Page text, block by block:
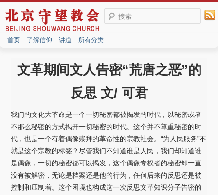
搜索
首页 了解信仰 讲道 所有分类
文革期间文人告密“荒唐之恶”的
反思 文/ 可君
我们的文化大革命是一个一切秘密都被揭发的时代，以秘密或者
不那么秘密的方式揭开一切秘密的时代。这个并不尊重秘密的时
代，也是一个有着偶像崇拜的革命性的宗教社会。“为人民服务”不
就是这个宗教的标签？尽管我们不知道谁是人民，我们却知道谁
是偶像，一切的秘密都可以揭发，这个偶像专权者的秘密却一直
没有被解密，无论是档案还是他的行为，任何后来的反思还是被
控制和压制着。这个困境也构成这一次反思文革知识分子告密的